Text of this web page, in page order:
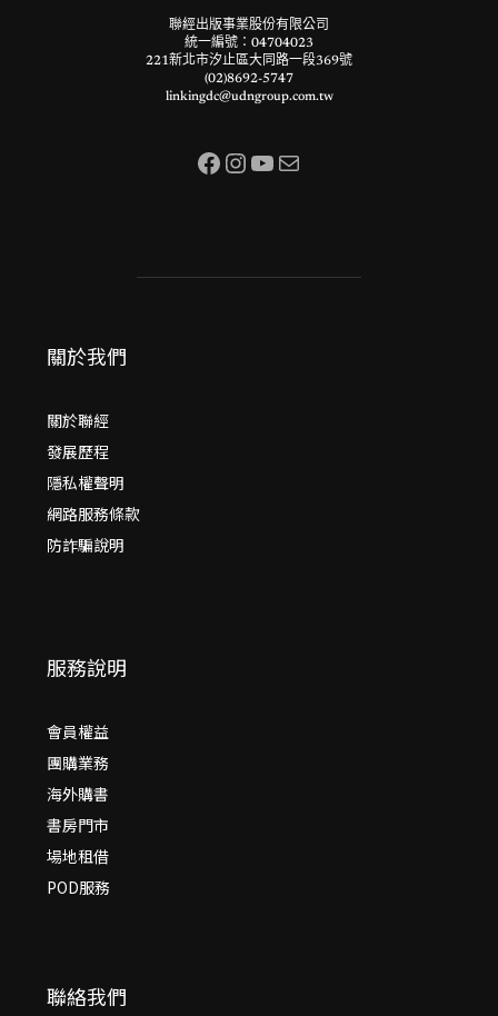
聯經出版事業股份有限公司
統一編號：04704023
221新北市汐止區大同路一段369號
(02)8692-5747
linkingdc@udngroup.com.tw
Facebook InstagramYouTube 電子郵件
關於我們
關於聯經
發展歷程
隱私權聲明
網路服務條款
防詐騙說明
服務說明
會員權益
團購業務
海外購書
書房門市
場地租借
POD服務
聯絡我們